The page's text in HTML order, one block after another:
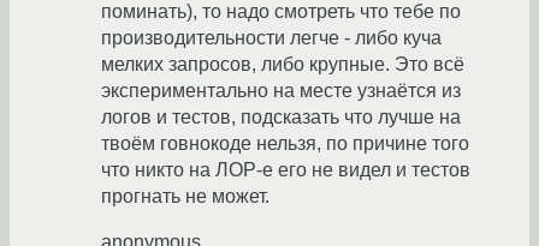
поминать), то надо смотреть что тебе по
производительности легче - либо куча
мелких запросов, либо крупные. Это всё
экспериментально на месте узнаётся из
логов и тестов, подсказать что лучше на
твоём говнокоде нельзя, по причине того
что никто на ЛОР-е его не видел и тестов
прогнать не может.